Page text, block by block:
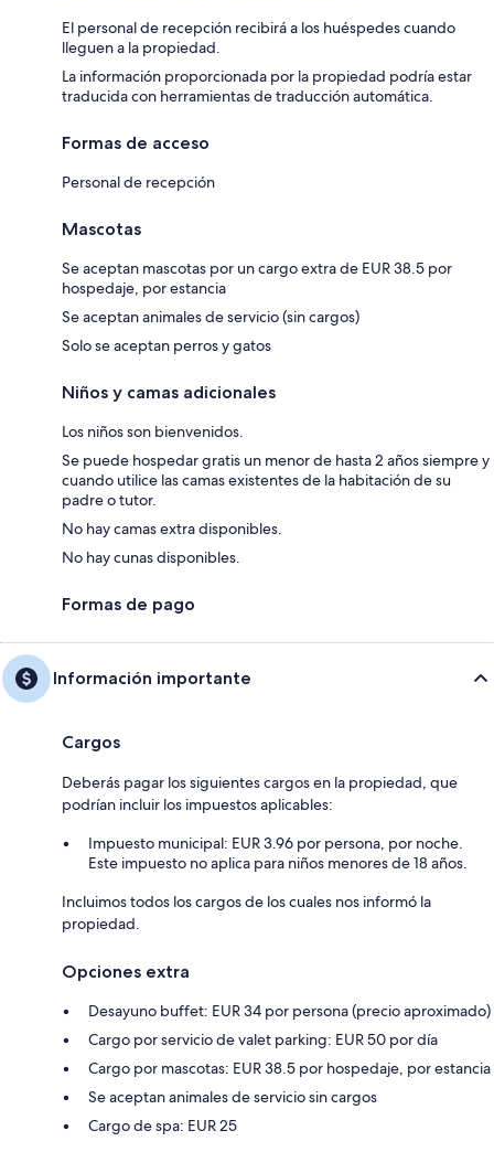
El personal de recepción recibirá a los huéspedes cuando
lleguen a la propiedad.
La información proporcionada por la propiedad podría estar
traducida con herramientas de traducción automática.
Formas de acceso
Personal de recepción
Mascotas
Se aceptan mascotas por un cargo extra de EUR 38.5 por
hospedaje, por estancia
Se aceptan animales de servicio (sin cargos)
Solo se aceptan perros y gatos
Niños y camas adicionales
Los niños son bienvenidos.
Se puede hospedar gratis un menor de hasta 2 años siempre y
cuando utilice las camas existentes de la habitación de su
padre o tutor.
No hay camas extra disponibles.
No hay cunas disponibles.
Formas de pago
Información importante
Cargos
Deberás pagar los siguientes cargos en la propiedad, que
podrían incluir los impuestos aplicables:
Impuesto municipal: EUR 3.96 por persona, por noche.
Este impuesto no aplica para niños menores de 18 años.
Incluimos todos los cargos de los cuales nos informó la
propiedad.
Opciones extra
Desayuno buffet: EUR 34 por persona (precio aproximado)
Cargo por servicio de valet parking: EUR 50 por día
Cargo por mascotas: EUR 38.5 por hospedaje, por estancia
Se aceptan animales de servicio sin cargos
Cargo de spa: EUR 25